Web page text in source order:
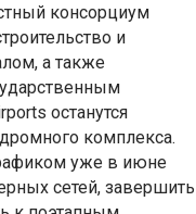
консорциум
и
а также
останутся
комплекса.
уже в июне
сетей, завершить